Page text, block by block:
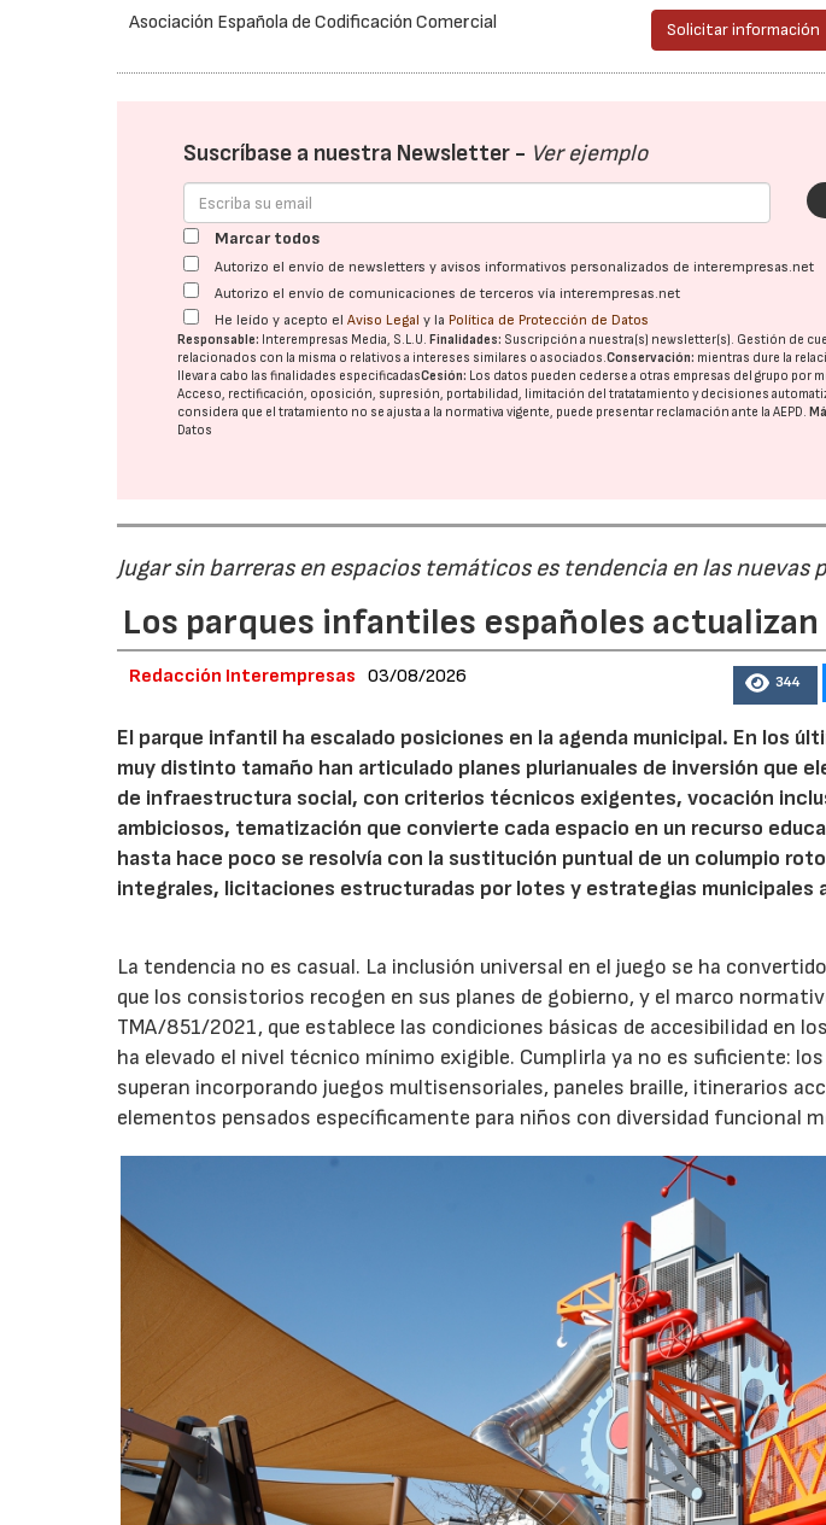
Asociación Española de Codificación Comercial Solicitar información
Suscríbase a nuestra Newsletter - Ver ejemplo
Marcar todos
Autorizo el envío de newsletters y avisos informativos personalizados de interempresas.net
Autorizo el envío de comunicaciones de terceros vía interempresas.net
He leído y acepto elAviso Legal y la Política de Protección de Datos
Responsable: Interempresas Media, S.L.U. Finalidades: Suscripción a nuestra(s) newsletter(s). Gestión de
relacionados con la misma o relativos a intereses similares o asociados.Conservación: mientras dure la
llevar a cabo las finalidades especificadasCesión: Los datos pueden cederse a otras empresas del grupo por
Acceso, rectificación, oposición, supresión, portabilidad, limitación del tratatamiento y decisiones
considera que el tratamiento no se ajusta a la normativa vigente, puede presentar reclamación ante laAEPD.
Datos
Jugar sin barreras en espacios temáticos es tendencia en las
Los parques infantiles españoles
Redacción Interempresas 03/08/2026 344
El parque infantil ha escalado posiciones en la agenda municipal. En los
muy distinto tamaño han articulado planes plurianuales de inversión que
de infraestructura social, con criterios técnicos exigentes, vocación
ambiciosos, tematización que convierte cada espacio en un recurso
hasta hace poco se resolvía con la sustitución puntual de un columpio
integrales, licitaciones estructuradas por lotes y estrategias municipales
La tendencia no es casual. La inclusión universal en el juego se ha
que los consistorios recogen en sus planes de gobierno, y el marco
TMA/851/2021, que establece las condiciones básicas de accesibilidad en
ha elevado el nivel técnico mínimo exigible. Cumplirla ya no es suficiente:
superan incorporando juegos multisensoriales, paneles braille, itinerarios
elementos pensados específicamente para niños con diversidad funcional